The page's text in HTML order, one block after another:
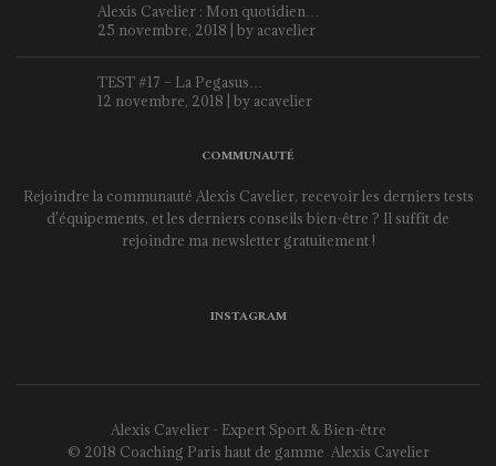
Alexis Cavelier : Mon quotidien…
25 novembre, 2018 | by acavelier
TEST #17 – La Pegasus…
12 novembre, 2018 | by acavelier
COMMUNAUTÉ
Rejoindre la communauté Alexis Cavelier, recevoir les derniers tests
d'équipements, et les derniers conseils bien-être ? Il suffit de
rejoindre ma newsletter gratuitement !
INSTAGRAM
Alexis Cavelier - Expert Sport & Bien-être
© 2018 Coaching Paris haut de gamme Alexis Cavelier